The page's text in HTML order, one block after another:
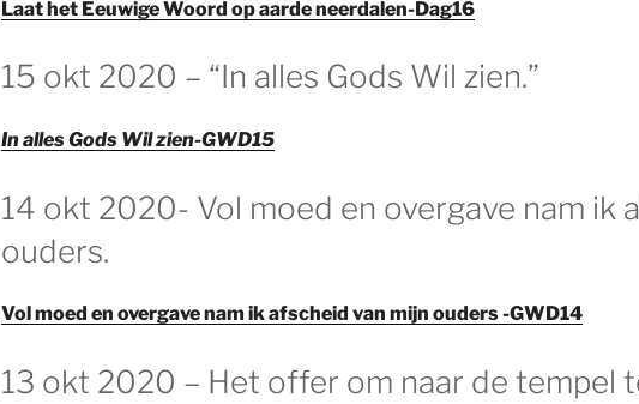
Laat het Eeuwige Woord op aarde neerdalen-Dag16
GEPLAATST
OP
15 okt 2020 – “In alles Gods Wil zien.”
In alles Gods Wil zien-GWD15
OP
14 okt 2020- Vol moed en overgave nam ik
ouders.
Vol moed en overgave nam ik afscheid van mijn ouders -GWD14
GEPLAATST
OP
13 okt 2020 – Het offer om naar de tempel